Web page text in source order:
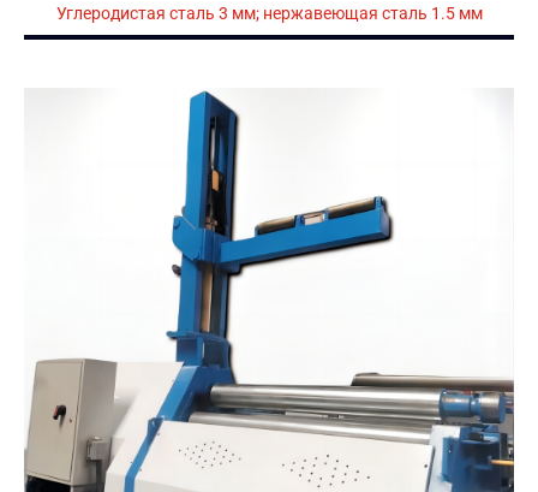
Углеродистая сталь 3 мм; нержавеющая сталь 1.5 мм